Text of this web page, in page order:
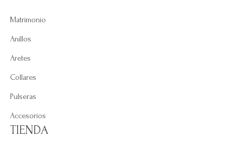
Matrimonio
Anillos
Aretes
Collares
Pulseras
Accesorios
TIENDA